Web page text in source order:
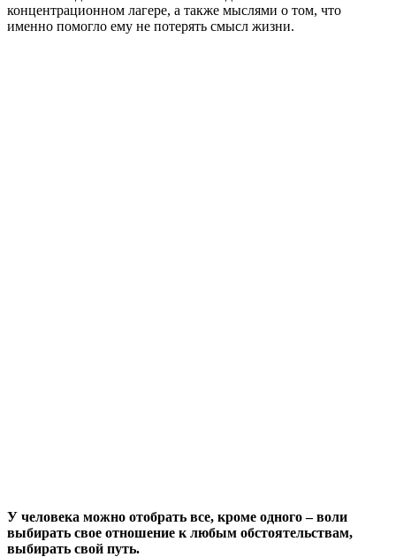
концентрационном лагере, а также мыслями о том, что
именно помогло ему не потерять смысл жизни.
У человека можно отобрать все, кроме одного – воли
выбирать свое отношение к любым обстоятельствам,
выбирать свой путь.